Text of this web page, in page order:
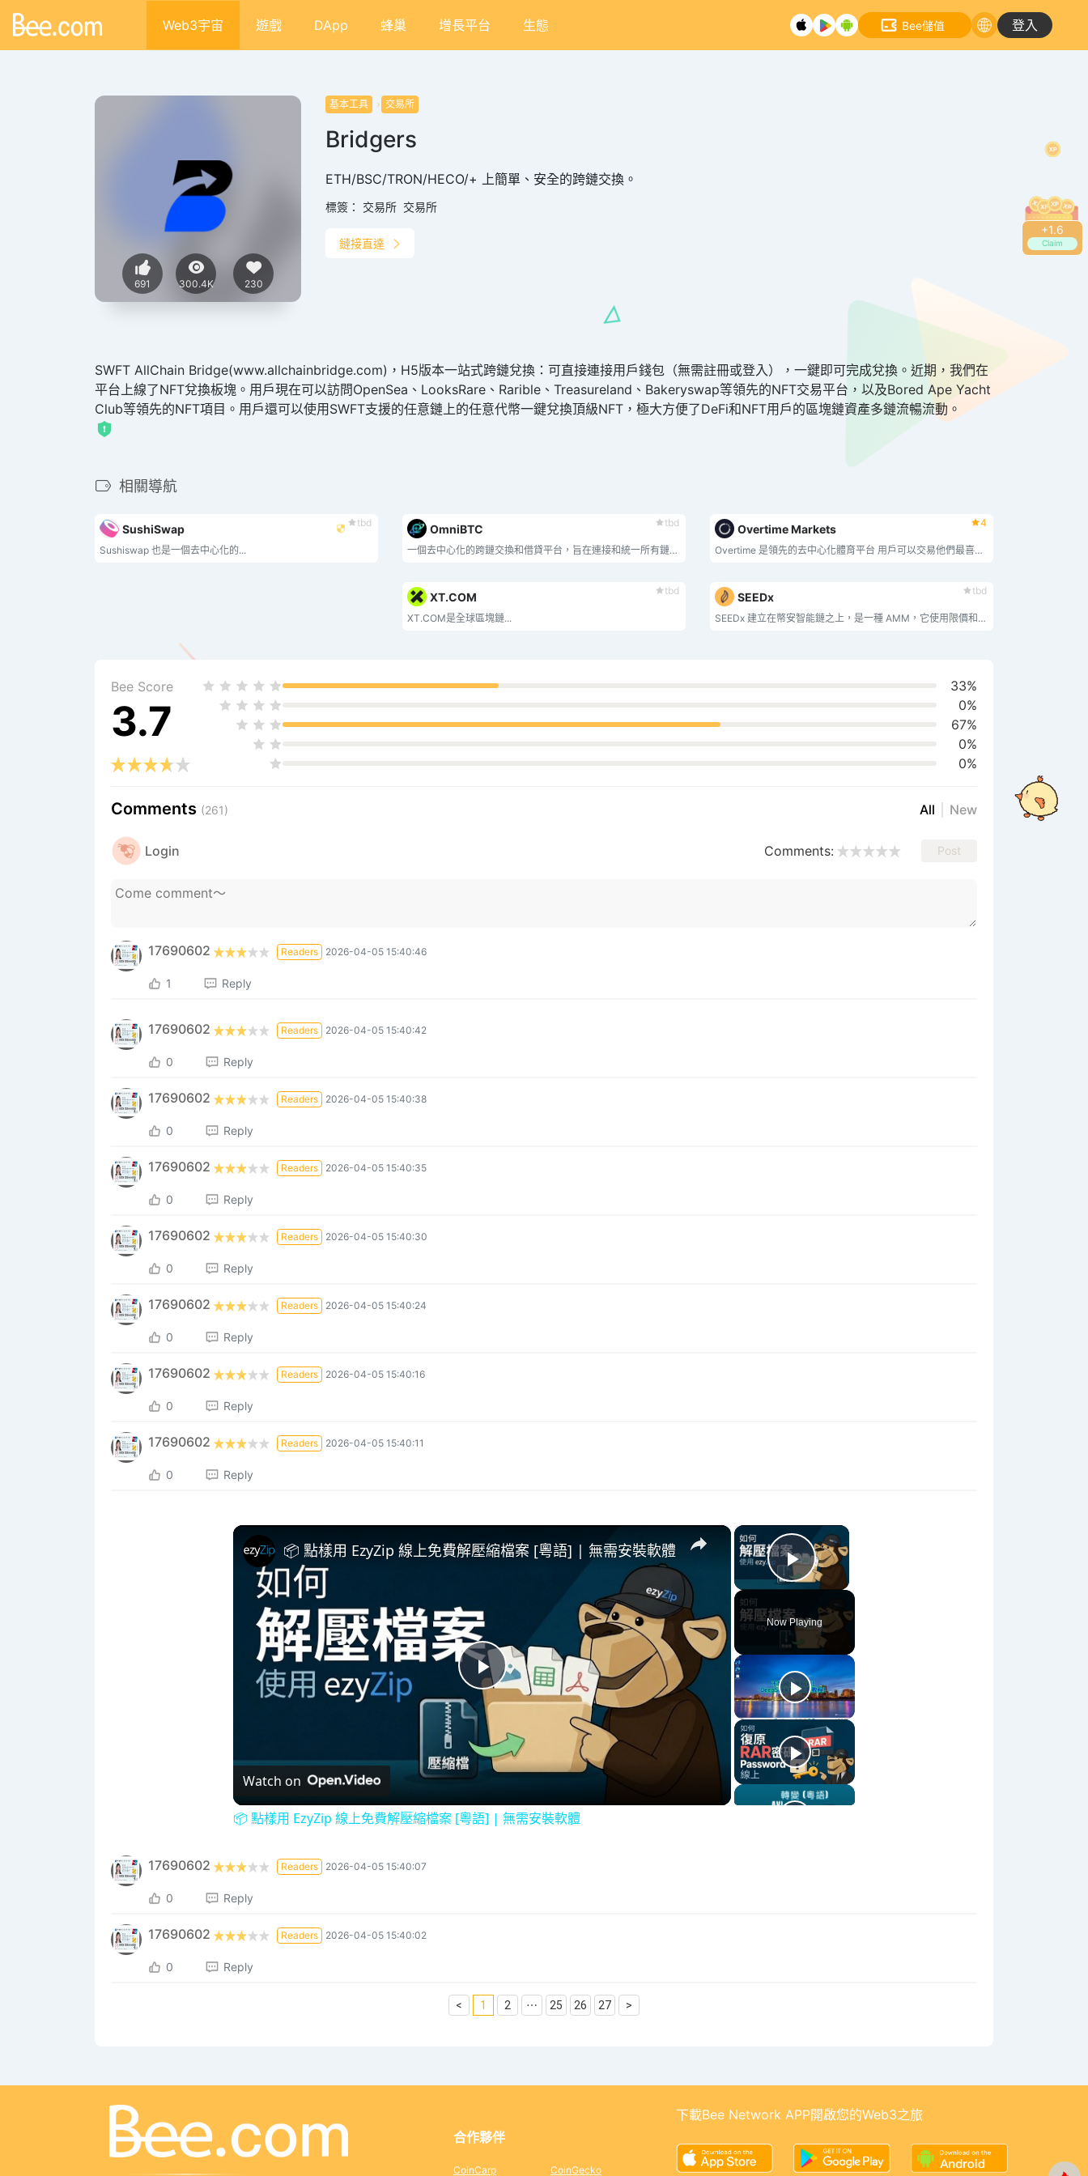
+1.8
Claim
Web3宇宙 遊戲 DApp 蜂巢 增長平台 生態 Bee儲值 登入
691 300.4K 230
基本工具 交易所
Bridgers
ETH/BSC/TRON/HECO/+ 上簡單、安全的跨鏈交換。
標簽： 交易所 交易所
鏈接直達
SWFT AllChain Bridge(www.allchainbridge.com)，H5版本一站式跨鏈兌換：可直接連接用戶錢包（無需註冊或登入），一鍵即可完成兌換。近期，我們在
平台上線了NFT兌換板塊。用戶現在可以訪問OpenSea、LooksRare、Rarible、Treasureland、Bakeryswap等領先的NFT交易平台，以及Bored Ape Yacht
Club等領先的NFT項目。用戶還可以使用SWFT支援的任意鏈上的任意代幣一鍵兌換頂級NFT，極大方便了DeFi和NFT用戶的區塊鏈資產多鏈流暢流動。
相關導航
tbd
SushiSwap
Sushiswap 也是一個去中心化的...
tbd
OmniBTC
一個去中心化的跨鏈交換和借貸平台，旨在連接和統一所有鏈上流動性。
4
Overtime Markets
Overtime 是領先的去中心化體育平台 用戶可以交易他們最喜歡的運動隊的位置 AMM 由 Thales 構建並通過 Chainlink 提供
tbd
XT.COM
XT.COM是全球區塊鏈...
tbd
SEEDx
SEEDx 建立在幣安智能鏈之上，是一種 AMM，它使用限價和市價訂單簿來提供即時交易和匯集流動性。
Bee Score
3.7
33%
0%
67%
0%
0%
Comments (261) All New
Login Comments: Post
17690602 Readers 2026-04-05 15:40:46
1 Reply
17690602 Readers 2026-04-05 15:40:42
0 Reply
17690602 Readers 2026-04-05 15:40:38
0 Reply
17690602 Readers 2026-04-05 15:40:35
0 Reply
17690602 Readers 2026-04-05 15:40:30
0 Reply
17690602 Readers 2026-04-05 15:40:24
0 Reply
17690602 Readers 2026-04-05 15:40:16
0 Reply
17690602 Readers 2026-04-05 15:40:11
0 Reply
×
Play Video
Now Playing
×
P
l
y
📦 點樣用 EzyZip 線上免費解壓縮檔案 [粵語] | 無需安裝軟體
Watch on
📦 點樣用 EzyZip 線上免費解壓縮檔案 [粵語] | 無需安裝軟體
17690602 Readers 2026-04-05 15:40:07
0 Reply
17690602 Readers 2026-04-05 15:40:02
0 Reply
< 1 2 ⋯ 25 26 27 >
合作夥伴
CoinCarp CoinGecko
下載Bee Network APP開啟您的Web3之旅